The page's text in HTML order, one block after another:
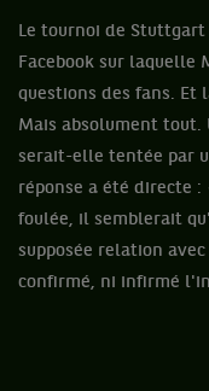
Le tournoi de Stuttgart
Facebook sur laquelle
questions des fans. Et
Mais absolument tout.
serait-elle tentée par
réponse a été directe :
foulée, il semblerait
supposée relation
confirmé, ni infirmé